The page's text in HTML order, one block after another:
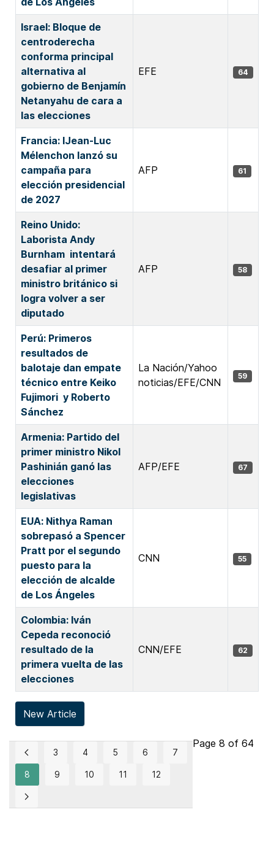
Israel: Bloque de
centroderecha
conforma principal
alternativa al
gobierno de Benjamín
Netanyahu de cara a
las elecciones
EFE 64
Francia: lJean-Luc
Mélenchon lanzó su
campaña para
elección presidencial
de 2027
AFP 61
Reino Unido:
Laborista Andy
Burnham intentará
desafiar al primer
ministro británico si
logra volver a ser
diputado
AFP 58
Perú: Primeros
resultados de
balotaje dan empate
técnico entre Keiko
Fujimori y Roberto
Sánchez
La Nación/Yahoo
noticias/EFE/CNN
59
Armenia: Partido del
primer ministro Nikol
Pashinián ganó las
elecciones
legislativas
AFP/EFE 67
EUA: Nithya Raman
sobrepasó a Spencer
Pratt por el segundo
puesto para la
elección de alcalde
de Los Ángeles
CNN 55
Colombia: Iván
Cepeda reconoció
resultado de la
primera vuelta de las
elecciones
CNN/EFE 62
New Article
Page 8 of 64
3 4 5 6 7
8 9 10 11 12